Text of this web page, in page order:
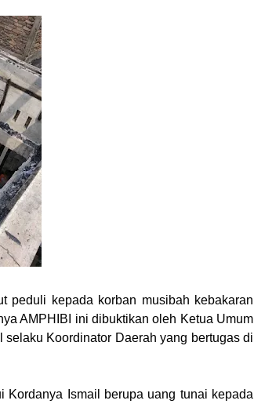
peduli kepada korban musibah kebakaran
AMPHIBI ini dibuktikan oleh Ketua Umum
Koordinator Daerah yang bertugas di
Kordanya Ismail berupa uang tunai kepada